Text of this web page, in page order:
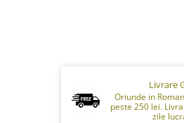
Livrare
Oriunde in
peste 250 lei.
zile